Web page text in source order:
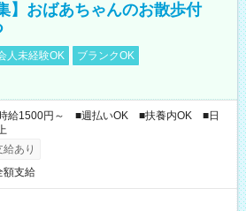
】おばあちゃんのお散歩付
人未経験OK
ブランクOK
給1500円～ ■週払いOK ■扶養内OK ■日
あり
額支給